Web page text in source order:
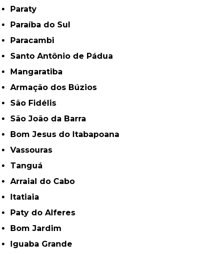
Paraty
Paraíba do Sul
Paracambi
Santo Antônio de Pádua
Mangaratiba
Armação dos Búzios
São Fidélis
São João da Barra
Bom Jesus do Itabapoana
Vassouras
Tanguá
Arraial do Cabo
Itatiaia
Paty do Alferes
Bom Jardim
Iguaba Grande